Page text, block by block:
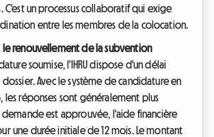
C'est un processus collaboratif qui exige
entre les membres de la colocation.
le renouvellement de la subvention
soumise, l'IHRU dispose d'un délai
Avec le système de candidature en
les réponses sont généralement plus
demande est approuvée, l'aide financière
une durée initiale de 12 mois. Le montant